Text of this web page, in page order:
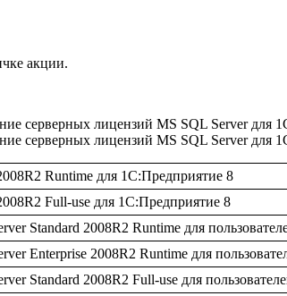
акции.
серверных лицензий MS SQL Server для
серверных лицензий MS SQL Server для
Runtime для 1С:Предприятие 8
Full-use для 1С:Предприятие 8
Standard 2008R2 Runtime для
Enterprise 2008R2 Runtime для
Standard 2008R2 Full-use для